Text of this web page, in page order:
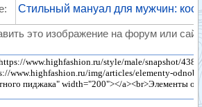
Стильный мануал для мужчин:
это изображение на форум или